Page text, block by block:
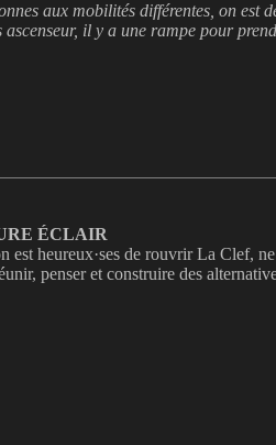
aux mobilités différentes, on est
il y a une rampe pour
ÉCLAIR
est heureux·ses de rouvrir La Clef,
penser et construire des